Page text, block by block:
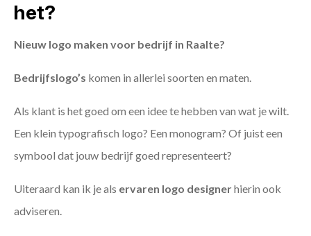
het?
Nieuw logo maken voor bedrijf in Raalte?
Bedrijfslogo’s komen in allerlei soorten en maten.
Als klant is het goed om een idee te hebben van wat je wilt.
Een klein typografisch logo? Een monogram? Of juist een
symbool dat jouw bedrijf goed representeert?
Uiteraard kan ik je als ervaren logo designerhierin ook
adviseren.